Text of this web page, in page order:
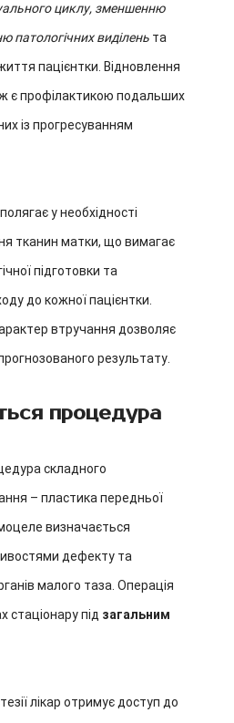
циклу, зменшенню
патологічних виділень та
пацієнтки. Відновлення
є профілактикою подальших
із прогресуванням
у необхідності
тканин матки, що вимагає
підготовки та
до кожної пацієнтки.
втручання дозволяє
результату.
процедура
складного
– пластика передньої
визначається
дефекту та
малого таза. Операція
стаціонару під загальним
лікар отримує доступ до